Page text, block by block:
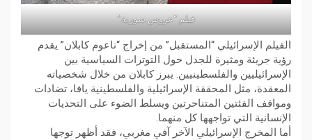
فيلم “عروس سورية”
الفيلم الإسرائيلي “المستقبل” من إخراج “ناعوم كابلان” يقدم
رؤية جريئة ومثيرة للجدل حول التوترات السياسية بين
الإسرائيليين والفلسطينيين. يبرز كابلان من خلال شخصياته
المعقدة، مثل المحققة الإسرائيلية والفلسطينية يافا، تضادات
ومواقف الفئتين المتناحرتين ويسلط الضوء على التحديات
الإنسانية التي تواجهها كل منهما.
أما المخرج الإسرائيلي الآخر آفي مغربي، فقد أظهر توجها